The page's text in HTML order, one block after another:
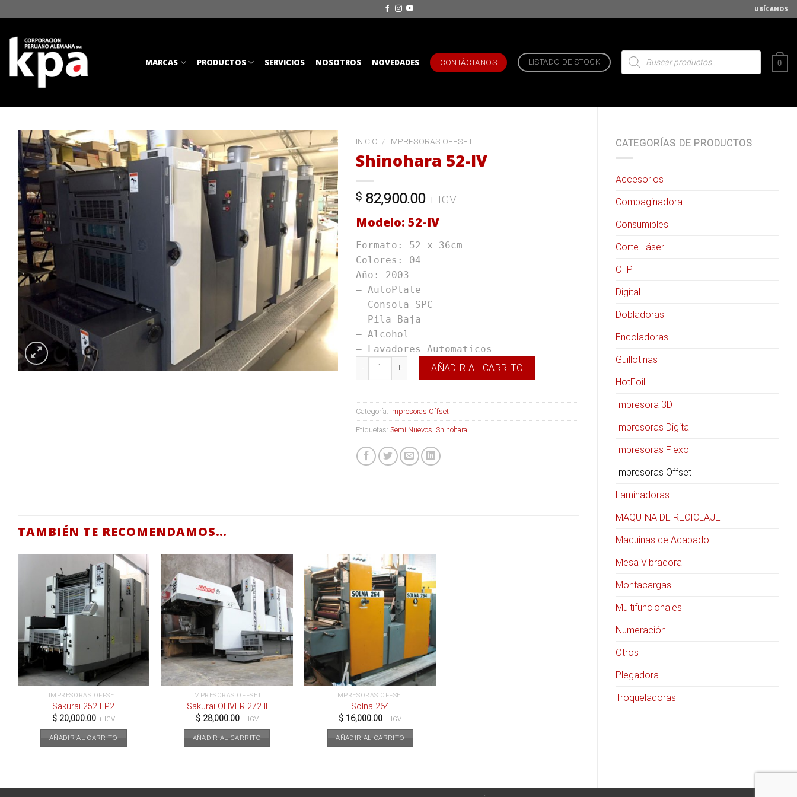
to
content
UBÍCANOS
MARCAS PRODUCTOS SERVICIOS NOSOTROS NOVEDADES CONTÁCTANOS LISTADO DE STOCK
Búsqueda
productos
0
CATEGORÍAS DE PRODUCTOS
Accesorios
Compaginadora
Consumibles
Corte Láser
CTP
Digital
Dobladoras
Encoladoras
Guillotinas
HotFoil
Impresora 3D
Impresoras Digital
Impresoras Flexo
Impresoras Offset
Laminadoras
MAQUINA DE RECICLAJE
Maquinas de Acabado
Mesa Vibradora
Montacargas
Multifuncionales
Numeración
Otros
Plegadora
Troqueladoras
INICIO / IMPRESORAS OFFSET
Shinohara 52-IV
$82,900.00 + IGV
Modelo: 52-IV
Formato: 52 x 36cm
Colores: 04
Año: 2003
– AutoPlate
– Consola SPC
– Pila Baja
– Alcohol
– Lavadores Automaticos
Shinohara 52-IV cantidadAÑADIR AL CARRITO
Categoría: Impresoras Offset
Etiquetas: Semi Nuevos Shinohara
TAMBIÉN TE RECOMENDAMOS…
IMPRESORAS OFFSET
Sakurai 252 EP2
$20,000.00 + IGV
AÑADIR AL CARRITO
IMPRESORAS OFFSET
Sakurai OLIVER 272 II
$28,000.00 + IGV
AÑADIR AL CARRITO
IMPRESORAS OFFSET
Solna 264
$ 16,000.00 + IGV
AÑADIR AL CARRITO